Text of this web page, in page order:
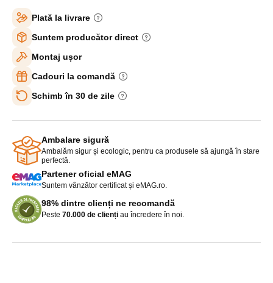
Plată la livrare
Suntem producător direct
Montaj ușor
Cadouri la comandă
Schimb în 30 de zile
Ambalare sigură
Ambalăm sigur și ecologic, pentru ca produsele să ajungă în stare
perfectă.
Partener oficial eMAG
Suntem vânzător certificat și eMAG.ro.
98% dintre clienți ne recomandă
Peste 70.000 de clienți au încredere în noi.